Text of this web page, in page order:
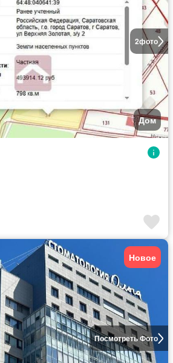
2фото
Дом
Посмотреть Фото
Новое